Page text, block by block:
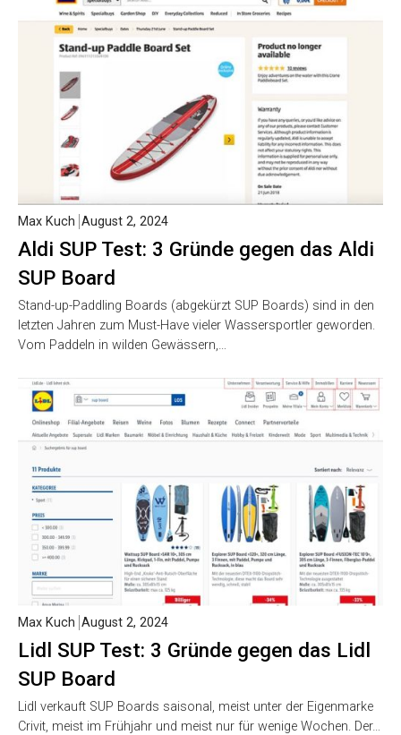
Aldi SUP Test: 3 Gründe gegen das Aldi
SUP Board
Max Kuch August 2, 2024
Stand-up-Paddling Boards (abgekürzt SUP Boards) sind in den
letzten Jahren zum Must-Have vieler Wassersportler geworden.
Vom Paddeln in wilden Gewässern,…
Lidl SUP Test: 3 Gründe gegen das Lidl
SUP Board
Max Kuch August 2, 2024
Lidl verkauft SUP Boards saisonal, meist unter der Eigenmarke
Crivit, meist im Frühjahr und meist nur für wenige Wochen. Der…